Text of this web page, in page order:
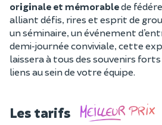
originale et mémorablede
alliant défis, rires et esprit de
un séminaire, un événement
demi‑journée conviviale, cette
laissera à tous des souvenirs
liens au sein de votre équipe.
Les tarifs